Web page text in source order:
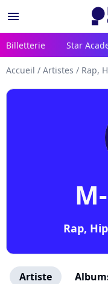
menu
Billetterie Star
Accueil / Artistes / Rap,
Rap,
Artiste